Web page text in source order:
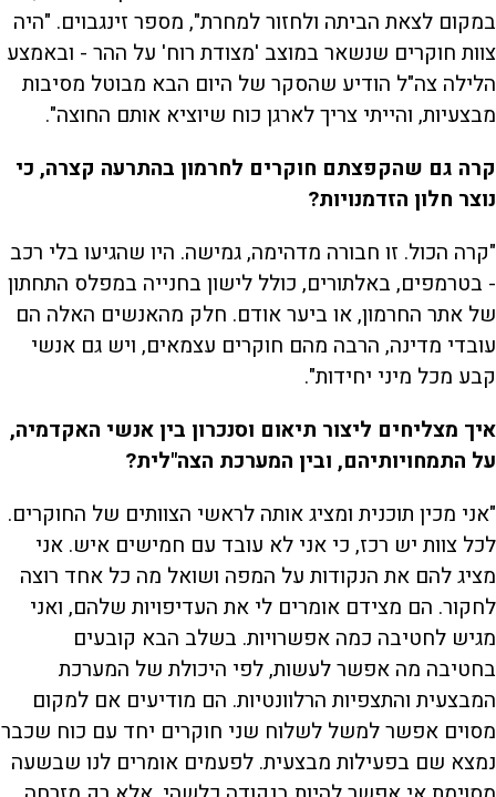
במקום לצאת הביתה ולחזור למחרת", מספר זינגבוים. "היה
צוות חוקרים שנשאר במוצב 'מצודת רוח' על ההר - ובאמצע
הלילה צה"ל הודיע שהסקר של היום הבא מבוטל מסיבות
מבצעיות, והייתי צריך לארגן כוח שיוציא אותם החוצה".
קרה גם שהקפצתם חוקרים לחרמון בהתרעה קצרה, כי
נוצר חלון הזדמנויות?
"קרה הכול. זו חבורה מדהימה, גמישה. היו שהגיעו בלי רכב
- בטרמפים, באלתורים, כולל לישון בחנייה במפלס התחתון
של אתר החרמון, או ביער אודם. חלק מהאנשים האלה הם
עובדי מדינה, הרבה מהם חוקרים עצמאים, ויש גם אנשי
קבע מכל מיני יחידות".
איך מצליחים ליצור תיאום וסנכרון בין אנשי האקדמיה,
על התמחויותיהם, ובין המערכת הצה"לית?
"אני מכין תוכנית ומציג אותה לראשי הצוותים של החוקרים.
לכל צוות יש רכז, כי אני לא עובד עם חמישים איש. אני
מציג להם את הנקודות על המפה ושואל מה כל אחד רוצה
לחקור. הם מצידם אומרים לי את העדיפויות שלהם, ואני
מגיש לחטיבה כמה אפשרויות. בשלב הבא קובעים
בחטיבה מה אפשר לעשות, לפי היכולת של המערכת
המבצעית והתצפיות הרלוונטיות. הם מודיעים אם למקום
מסוים אפשר למשל לשלוח שני חוקרים יחד עם כוח שכבר
נמצא שם בפעילות מבצעית. לפעמים אומרים לנו שבשעה